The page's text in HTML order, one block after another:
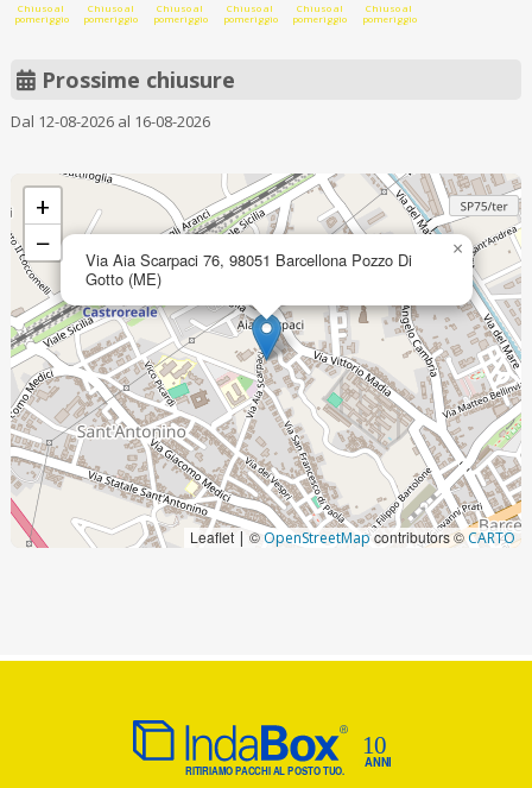
Chiuso al
pomeriggio
Chiuso al
pomeriggio
Chiuso al
pomeriggio
Chiuso al
pomeriggio
Chiuso al
pomeriggio
Chiuso al
pomeriggio
Prossime chiusure
Dal 12-08-2026 al 16-08-2026
Via Aia Scarpaci 76, 98051 Barcellona Pozzo Di
Gotto (ME)
×
+
−
Leaflet | ©OpenStreetMapcontributors © CARTO